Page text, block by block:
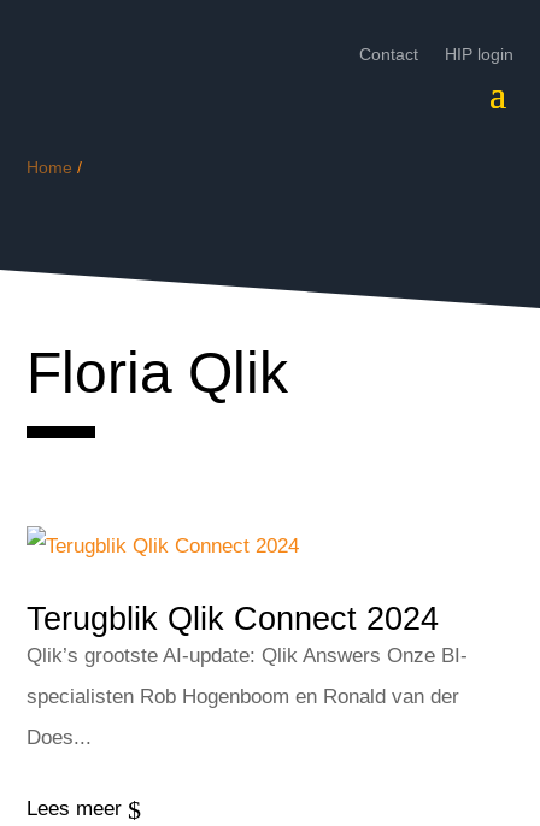
Contact HIP login
Home /
Floria Qlik
Terugblik Qlik Connect 2024
Qlik’s grootste AI-update: Qlik Answers Onze BI-
specialisten Rob Hogenboom en Ronald van der
Does...
Lees meer $